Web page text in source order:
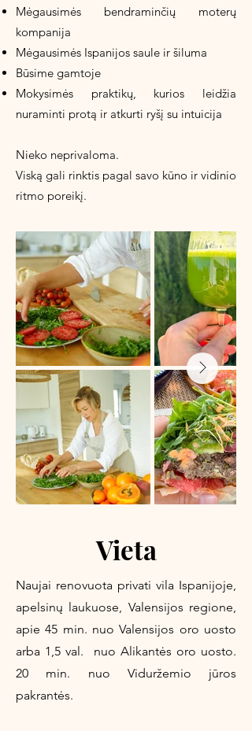
Mėgausimės bendraminčių moterų
kompanija
Mėgausimės Ispanijos saule ir šiluma
Būsime gamtoje
Mokysimės praktikų, kurios leidžia
nuraminti protą ir atkurti ryšį su intuicija
Nieko neprivaloma.
Viską gali rinktis pagal savo kūno ir vidinio
ritmo poreikį.
Vieta
Naujai renovuota privati vila Ispanijoje,
apelsinų laukuose, Valensijos regione,
apie 45 min. nuo Valensijos oro uosto
arba 1,5 val. nuo Alikantės oro uosto.
20 min. nuo Viduržemio jūros
pakrantės.